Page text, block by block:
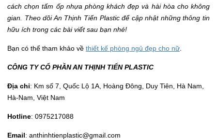
cách chọn tấm ốp nhựa phòng khách đẹp và hài hòa cho không
gian. Theo dõi An Thịnh Tiến Plastic để cập nhật những thông tin
hữu ích trong các bài viết sau bạn nhé!
Bạn có thể tham khảo về thiết kế phòng ngủ đẹp cho nữ.
CÔNG TY CỔ PHẦN AN THỊNH TIẾN PLASTIC
Địa chỉ: Km số 7, Quốc Lộ 1A, Hoàng Đông, Duy Tiên, Hà Nam,
Hà-Nam, Việt Nam
Hotline: 0975217088
Email: anthinhtienplastic@gmail.com